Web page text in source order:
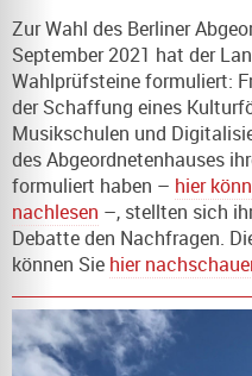
Zur Wahl des Berliner
September 2021 hat der
Wahlprüfsteine formuliert:
der Schaffung eines
Musikschulen und
des Abgeordnetenhauses
formuliert haben – hier
nachlesen –, stellten sich
Debatte den Nachfragen.
können Sie hier